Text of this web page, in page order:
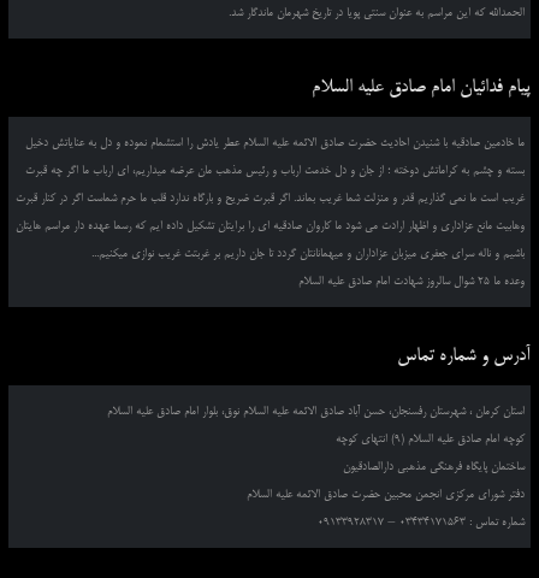
الحمدالله که این مراسم به عنوان سنتی پویا در تاریخ شهرمان ماندگار شد.
پیام فدائیان امام صادق علیه السلام
ما خادمین صادقیه با شنیدن احادیث حضرت صادق الائمه علیه السلام عطر یادش را استشمام نموده و دل به عنایاتش دخیل
بسته و چشم به کراماتش دوخته ؛ از جان و دل خدمت ارباب و رئیس مذهب مان عرضه میداریم، ای ارباب ما اگر چه قبرت
غریب است ما نمی گذاریم قدر و منزلت شما غریب بماند. اگر قبرت ضریح و بارگاه ندارد قلب ما حرم شماست اگر در کنار قبرت
وهابیت مانع عزاداری و اظهار ارادت می شود ما کاروان صادقیه ای را برایتان تشکیل داده ایم که رسما عهده دار مراسم هایتان
باشیم و ناله سرای جعفری میزبان عزاداران و میهمانانتان گردد تا جان داریم بر غربتت غریب نوازی میکنیم...
وعده ما 25 شوال سالروز شهادت امام صادق علیه السلام
آدرس و شماره تماس
استان کرمان ، شهرستان رفسنجان، حسن آباد صادق الائمه علیه السلام نوق، بلوار امام صادق علیه السلام
کوچه امام صادق علیه السلام (9) انتهای کوچه
ساختمان پایگاه فرهنگی مذهبی دارالصادقیون
دفتر شورای مرکزی انجمن محبین حضرت صادق الائمه علیه السلام
شماره تماس : 03434171563 – 09133928317